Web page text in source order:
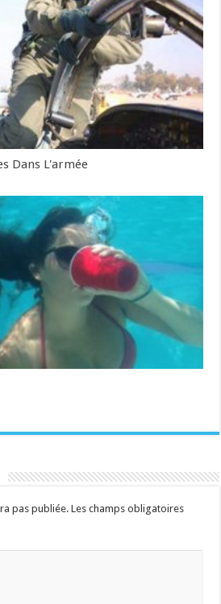
Dans L'armée
pas publiée. Les champs obligatoires